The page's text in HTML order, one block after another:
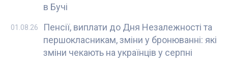
в Бучі
Пенсії, виплати до Дня Незалежності та
першокласникам, зміни у бронюванні: які
зміни чекають на українців у серпні
01.08.26